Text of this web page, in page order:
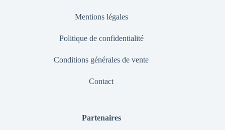
Mentions légales
Politique de confidentialité
Conditions générales de vente
Contact
Partenaires